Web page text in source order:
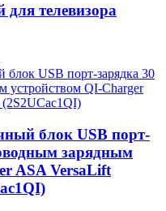
телевизора
блок USB порт-
зарядным
ASA VersaLift